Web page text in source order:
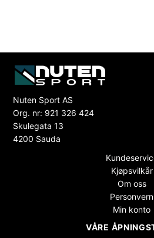
Nuten Sport AS
Org. nr: 921 326 424
Skulegata 13
4200 Sauda
Kjøpsvilkår
Om oss
Personvern
Min konto
VÅRE